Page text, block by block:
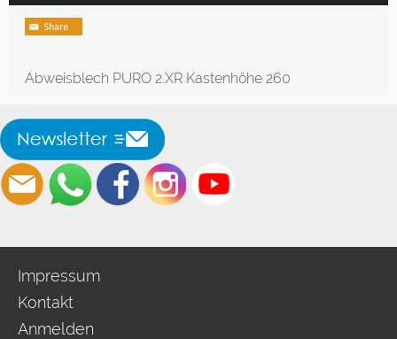
Abweisblech PURO 2.XR Kastenhöhe 260
Impressum
Kontakt
Anmelden